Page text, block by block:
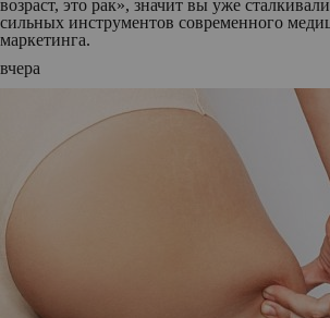
возраст, это рак», значит вы уже
сильных инструментов современного
маркетинга.
вчера